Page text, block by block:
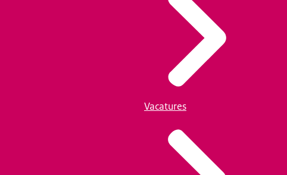
Vacatures